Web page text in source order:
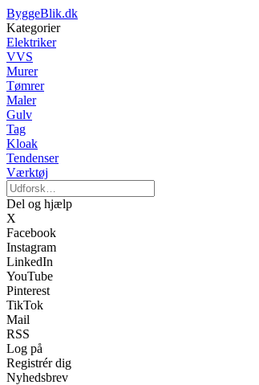
ByggeBlik.dk
Kategorier
Elektriker
VVS
Murer
Tømrer
Maler
Gulv
Tag
Kloak
Tendenser
Værktøj
Del og hjælp
X
Facebook
Instagram
LinkedIn
YouTube
Pinterest
TikTok
Mail
RSS
Log på
Registrér dig
Nyhedsbrev